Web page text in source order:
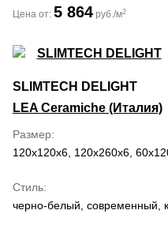
Цена от: 5 864 руб./м2
SLIMTECH DELIGHT
LEA Ceramiche (Италия)
Размер
120x120x6, 120x260x6,
Стиль
черно-белый, современный,